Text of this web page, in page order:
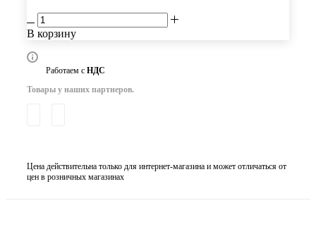
В корзину
Работаем с НДС
Товары у наших партнеров.
Цена действительна только для интернет-магазина и может отличаться от
цен в розничных магазинах